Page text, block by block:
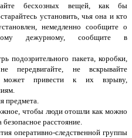
бесхозных вещей, как бы
установить, чья она и кто
немедленно сообщите о
дежурному, сообщите в
пакета, коробки,
передвигайте, не вскрывайте
привести к их взрыву,
предмета.
чтобы люди отошли как можно
расстояние.
следственной группы